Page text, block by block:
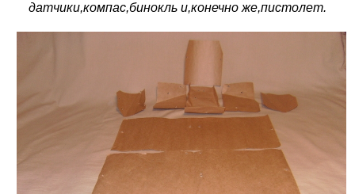
датчики,компас,бинокль и,конечно же,пистолет.